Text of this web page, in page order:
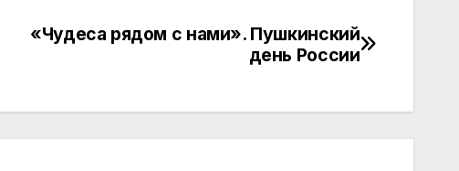
«Чудеса рядом с нами». Пушкинский
день России